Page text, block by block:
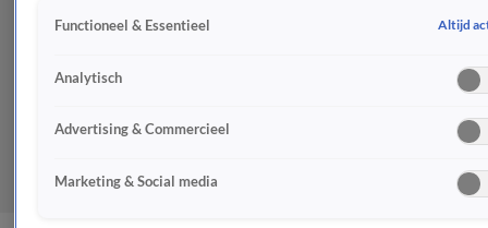
Functioneel & Essentieel Altijd
Analytisch
Advertising & Commercieel
Marketing & Social media